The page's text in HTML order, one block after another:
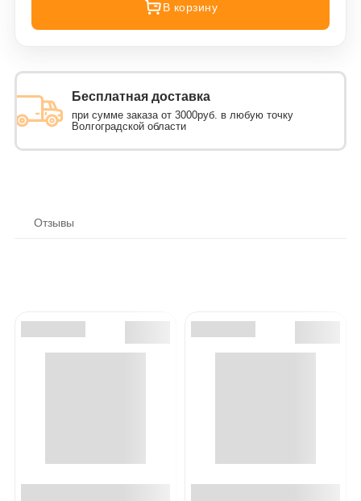
В корзину
Бесплатная доставка
при сумме заказа от 3000руб. в любую точку
Волгоградской области
Отзывы